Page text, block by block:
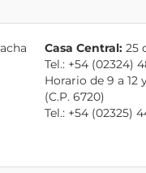
Casa Central: 25
Tel.: +54 (02324)
Horario de 9 a 12
(C.P. 6720)
Tel.: +54 (02325)